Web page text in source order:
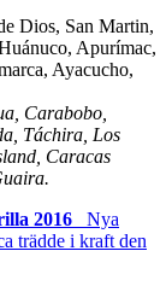
Dios, San Martin,
Apurímac,
Ayacucho,
Carabobo,
Táchira, Los
Caracas
2016 _Nya
trädde i kraft den